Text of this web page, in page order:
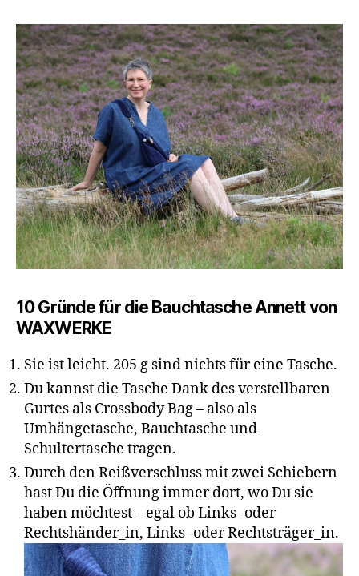
10 Gründe für die Bauchtasche Annett von
WAXWERKE
Sie ist leicht. 205 g sind nichts für eine Tasche.
Du kannst die Tasche Dank des verstellbaren
Gurtes als Crossbody Bag – also als
Umhängetasche, Bauchtasche und
Schultertasche tragen.
Durch den Reißverschluss mit zwei Schiebern
hast Du die Öffnung immer dort, wo Du sie
haben möchtest – egal ob Links- oder
Rechtshänder_in, Links- oder Rechtsträger_in.